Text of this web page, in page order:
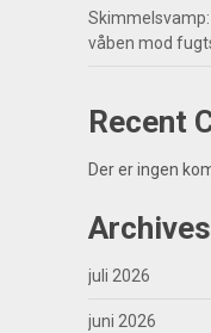
våben mod
Recent
Der er ingen
Archives
juli 2026
juni 2026